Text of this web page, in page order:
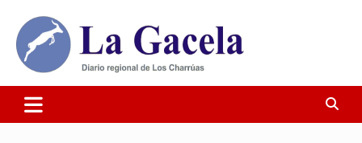
contenido
Diario La Gacela